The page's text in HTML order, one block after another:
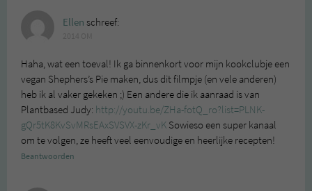
Ellen schreef:
Haha, wat een toeval! Ik ga binnenkort voor mijn kookclubje een
vegan Shephers’s Pie maken, dus dit filmpje (en vele anderen)
heb ik al vaker gekeken ;) Een andere die ik aanraad is van
Plantbased Judy: http://youtu.be/ZHa-fotQ_ro?list=PLNK-
gQr5tK8KvSvMRsEAxSVSVX-zKr_vK Sowieso een super kanaal
om te volgen, ze heeft veel eenvoudige en heerlijke recepten!
Beantwoorden